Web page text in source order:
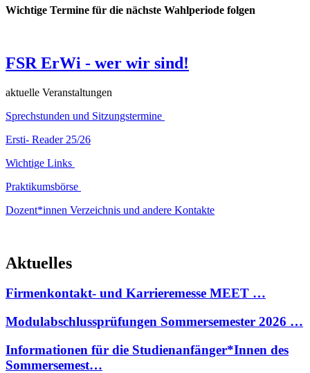
Wichtige Termine für die nächste Wahlperiode folgen
FSR ErWi - wer wir sind!
aktuelle Veranstaltungen
Sprechstunden und Sitzungstermine
Ersti- Reader 25/26
Wichtige Links
Praktikumsbörse
Dozent*innen Verzeichnis und andere Kontakte
Aktuelles
Firmenkontakt- und Karrieremesse MEET …
Modulabschlussprüfungen Sommersemester 2026 …
Informationen für die Studienanfänger*Innen des
Sommersemest…